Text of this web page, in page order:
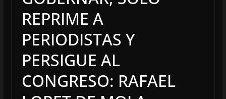
REPRIME A
PERIODISTAS Y
PERSIGUE AL
CONGRESO: RAFAEL